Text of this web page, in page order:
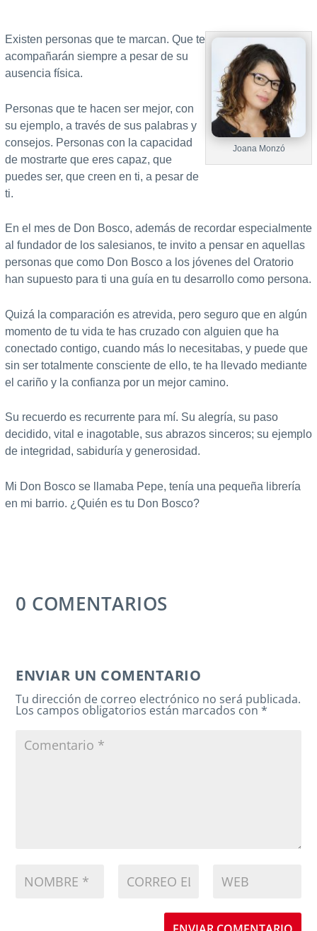
Joana Monzó
Existen personas que te marcan. Que te
acompañarán siempre a pesar de su
ausencia física.
Personas que te hacen ser mejor, con
su ejemplo, a través de sus palabras y
consejos. Personas con la capacidad
de mostrarte que eres capaz, que
puedes ser, que creen en ti, a pesar de
ti.
En el mes de Don Bosco, además de recordar especialmente
al fundador de los salesianos, te invito a pensar en aquellas
personas que como Don Bosco a los jóvenes del Oratorio
han supuesto para ti una guía en tu desarrollo como persona.
Quizá la comparación es atrevida, pero seguro que en algún
momento de tu vida te has cruzado con alguien que ha
conectado contigo, cuando más lo necesitabas, y puede que
sin ser totalmente consciente de ello, te ha llevado mediante
el cariño y la confianza por un mejor camino.
Su recuerdo es recurrente para mí. Su alegría, su paso
decidido, vital e inagotable, sus abrazos sinceros; su ejemplo
de integridad, sabiduría y generosidad.
Mi Don Bosco se llamaba Pepe, tenía una pequeña librería
en mi barrio. ¿Quién es tu Don Bosco?
0 COMENTARIOS
ENVIAR UN COMENTARIO
Tu dirección de correo electrónico no será publicada.
Los campos obligatorios están marcados con*